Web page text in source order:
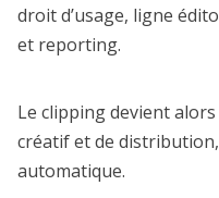
droit d’usage, ligne
et reporting.
Le clipping devient
créatif et de
automatique.